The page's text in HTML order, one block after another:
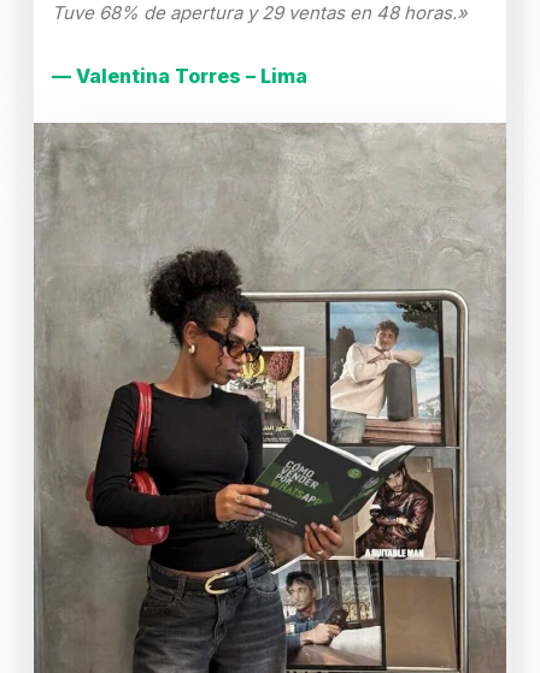
Tuve 68% de apertura y 29 ventas en 48 horas.»
— Valentina Torres – Lima